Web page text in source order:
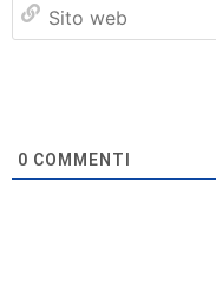
0 COMMENTI